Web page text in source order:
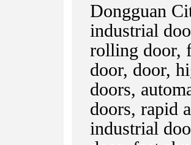
Dongguan
industrial
rolling door,
door, door,
doors,
doors, rapid
industrial